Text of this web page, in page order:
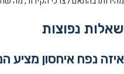
שאלות נפוצות
איזה נפח איחסון מציע